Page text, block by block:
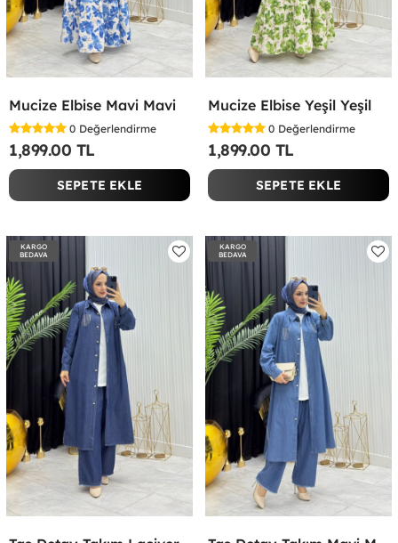
Mucize Elbise Mavi Mavi
0 Değerlendirme
1,899.00 TL
SEPETE EKLE
Mucize Elbise Yeşil Yeşil
0 Değerlendirme
1,899.00 TL
SEPETE EKLE
KARGO
BEDAVA
KARGO
BEDAVA